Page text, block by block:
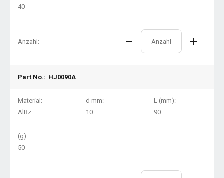
40
Anzahl:
Part No.: HJ0090A
Material:
AlBz
d mm:
10
L (mm):
90
(g):
50